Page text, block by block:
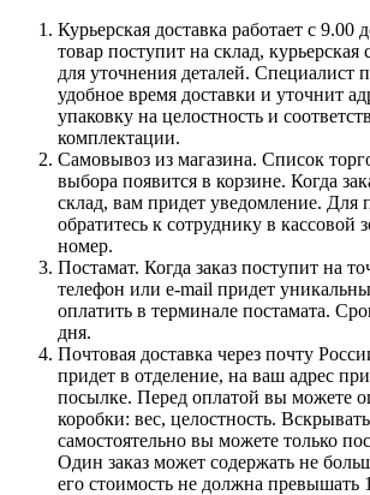
Курьерская доставка работает с 9.00
товар поступит на склад, курьерская
для уточнения деталей. Специалист
удобное время доставки и уточнит
упаковку на целостность и
комплектации.
Самовывоз из магазина. Список
выбора появится в корзине. Когда
склад, вам придет уведомление. Для
обратитесь к сотруднику в кассовой
номер.
Постамат. Когда заказ поступит на
телефон или e-mail придет
оплатить в терминале постамата.
дня.
Почтовая доставка через почту
придет в отделение, на ваш адрес
посылке. Перед оплатой вы можете
коробки: вес, целостность.
самостоятельно вы можете только
Один заказ может содержать не
его стоимость не должна превышать